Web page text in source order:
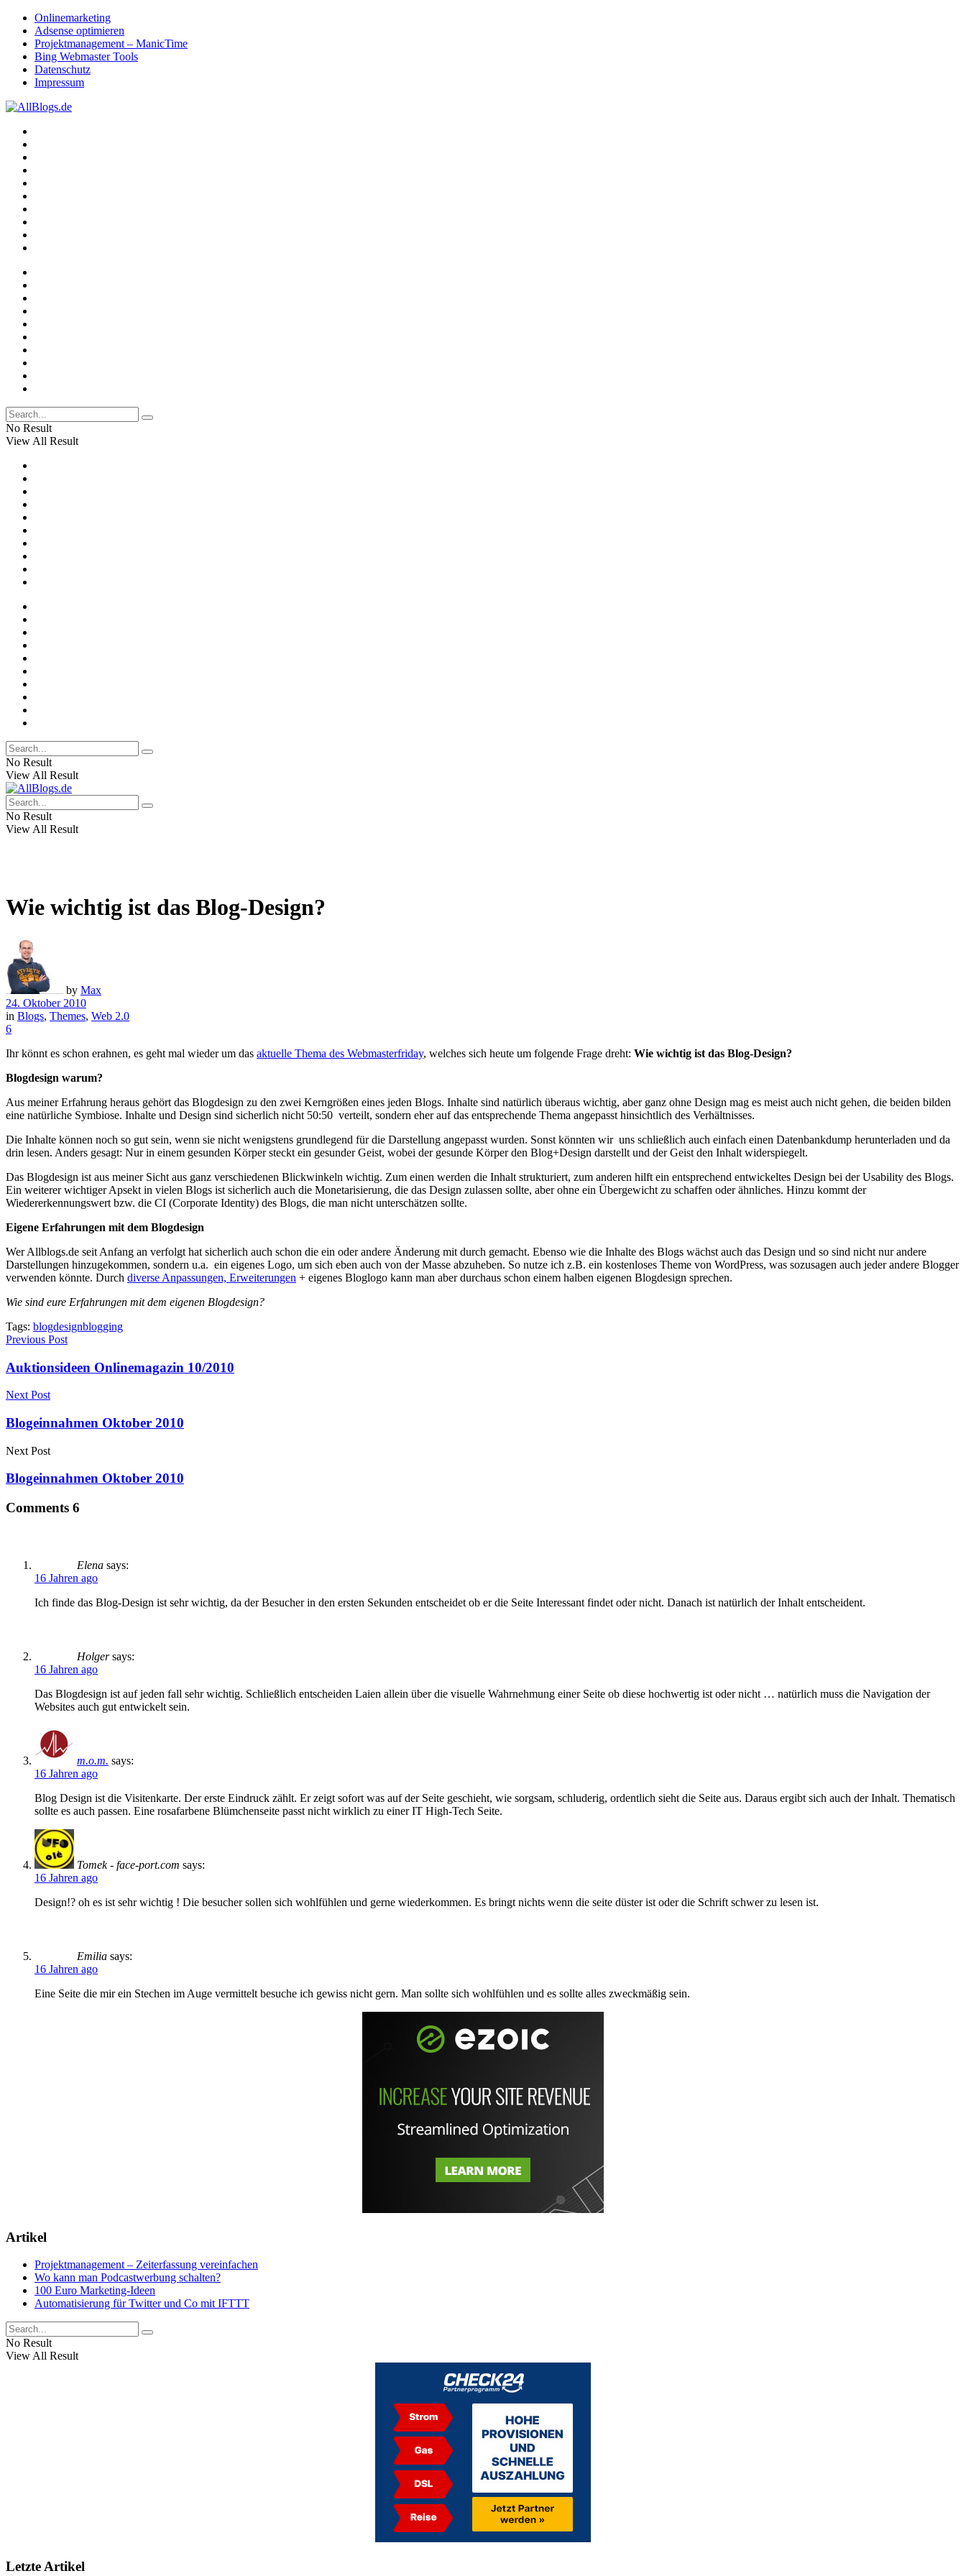
Onlinemarketing
Adsense optimieren
Projektmanagement – ManicTime
Bing Webmaster Tools
Datenschutz
Impressum
No Result
View All Result
No Result
View All Result
No Result
View All Result
Wie wichtig ist das Blog-Design?
by Max
24. Oktober 2010
in Blogs, Themes, Web 2.0
6
Ihr könnt es schon erahnen, es geht mal wieder um das aktuelle Thema des Webmasterfriday, welches sich heute um folgende Frage dreht: Wie wichtig ist das Blog-Design?
Blogdesign warum?
Aus meiner Erfahrung heraus gehört das Blogdesign zu den zwei Kerngrößen eines jeden Blogs. Inhalte sind natürlich überaus wichtig, aber ganz ohne Design mag es meist auch nicht gehen, die beiden bilden
eine natürliche Symbiose. Inhalte und Design sind sicherlich nicht 50:50 verteilt, sondern eher auf das entsprechende Thema angepasst hinsichtlich des Verhältnisses.
Die Inhalte können noch so gut sein, wenn sie nicht wenigstens grundlegend für die Darstellung angepasst wurden. Sonst könnten wir uns schließlich auch einfach einen Datenbankdump herunterladen und da
drin lesen. Anders gesagt: Nur in einem gesunden Körper steckt ein gesunder Geist, wobei der gesunde Körper den Blog+Design darstellt und der Geist den Inhalt widerspiegelt.
Das Blogdesign ist aus meiner Sicht aus ganz verschiedenen Blickwinkeln wichtig. Zum einen werden die Inhalt strukturiert, zum anderen hilft ein entsprechend entwickeltes Design bei der Usability des Blogs.
Ein weiterer wichtiger Apsekt in vielen Blogs ist sicherlich auch die Monetarisierung, die das Design zulassen sollte, aber ohne ein Übergewicht zu schaffen oder ähnliches. Hinzu kommt der
Wiedererkennungswert bzw. die CI (Corporate Identity) des Blogs, die man nicht unterschätzen sollte.
Eigene Erfahrungen mit dem Blogdesign
Wer Allblogs.de seit Anfang an verfolgt hat sicherlich auch schon die ein oder andere Änderung mit durch gemacht. Ebenso wie die Inhalte des Blogs wächst auch das Design und so sind nicht nur andere
Darstellungen hinzugekommen, sondern u.a. ein eigenes Logo, um sich eben auch von der Masse abzuheben. So nutze ich z.B. ein kostenloses Theme von WordPress, was sozusagen auch jeder andere Blogger
verwenden könnte. Durch diverse Anpassungen, Erweiterungen + eigenes Bloglogo kann man aber durchaus schon einem halben eigenen Blogdesign sprechen.
Wie sind eure Erfahrungen mit dem eigenen Blogdesign?
Tags: blogdesignblogging
Previous Post
Auktionsideen Onlinemagazin 10/2010
Next Post
Blogeinnahmen Oktober 2010
Next Post
Blogeinnahmen Oktober 2010
Comments 6
Elena says:
16 Jahren ago
Ich finde das Blog-Design ist sehr wichtig, da der Besucher in den ersten Sekunden entscheidet ob er die Seite Interessant findet oder nicht. Danach ist natürlich der Inhalt entscheident.
Holger says:
16 Jahren ago
Das Blogdesign ist auf jeden fall sehr wichtig. Schließlich entscheiden Laien allein über die visuelle Wahrnehmung einer Seite ob diese hochwertig ist oder nicht … natürlich muss die Navigation der
Websites auch gut entwickelt sein.
m.o.m. says:
16 Jahren ago
Blog Design ist die Visitenkarte. Der erste Eindruck zählt. Er zeigt sofort was auf der Seite geschieht, wie sorgsam, schluderig, ordentlich sieht die Seite aus. Daraus ergibt sich auch der Inhalt. Thematisch
sollte es auch passen. Eine rosafarbene Blümchenseite passt nicht wirklich zu einer IT High-Tech Seite.
Tomek - face-port.com says:
16 Jahren ago
Design!? oh es ist sehr wichtig ! Die besucher sollen sich wohlfühlen und gerne wiederkommen. Es bringt nichts wenn die seite düster ist oder die Schrift schwer zu lesen ist.
Emilia says:
16 Jahren ago
Eine Seite die mir ein Stechen im Auge vermittelt besuche ich gewiss nicht gern. Man sollte sich wohlfühlen und es sollte alles zweckmäßig sein.
Artikel
Projektmanagement – Zeiterfassung vereinfachen
Wo kann man Podcastwerbung schalten?
100 Euro Marketing-Ideen
Automatisierung für Twitter und Co mit IFTTT
No Result
View All Result
Letzte Artikel